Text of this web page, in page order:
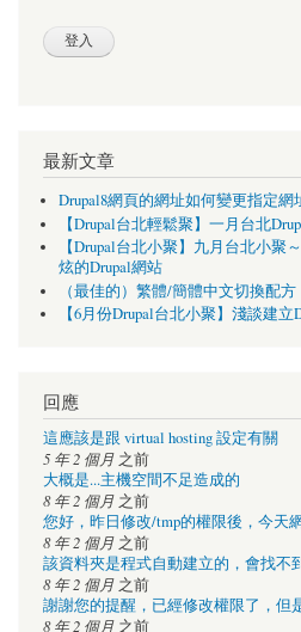
最新文章
Drupal8網頁的網址如何變更指定網
【Drupal台北輕鬆聚】一月台北
【Drupal台北小聚】九月台北小聚
炫的Drupal網站
（最佳的）繁體/簡體中文切換配方
【6月份Drupal台北小聚】淺談建
回應
這應該是跟 virtual hosting 設定有關
5 年 2 個月 之前
大概是...主機空間不足造成的
8 年 2 個月 之前
您好，昨日修改/tmp的權限後，今天
8 年 2 個月 之前
該資料夾是程式自動建立的，會找不
8 年 2 個月 之前
謝謝您的提醒，已經修改權限了，但
8 年 2 個月 之前